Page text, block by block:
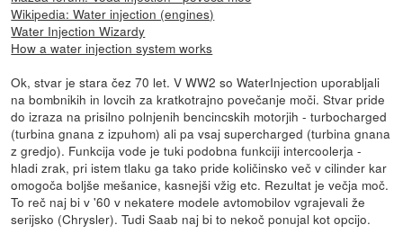
Wikipedia: Water injection (engines)
Water Injection Wizardy
How a water injection system works
Ok, stvar je stara čez 70 let. V WW2 so WaterInjection uporabljali
na bombnikih in lovcih za kratkotrajno povečanje moči. Stvar pride
do izraza na prisilno polnjenih bencincskih motorjih - turbocharged
(turbina gnana z izpuhom) ali pa vsaj supercharged (turbina gnana
z gredjo). Funkcija vode je tuki podobna funkciji intercoolerja -
hladi zrak, pri istem tlaku ga tako pride količinsko več v cilinder kar
omogoča boljše mešanice, kasnejši vžig etc. Rezultat je večja moč.
To reč naj bi v '60 v nekatere modele avtomobilov vgrajevali že
serijsko (Chrysler). Tudi Saab naj bi to nekoč ponujal kot opcijo.